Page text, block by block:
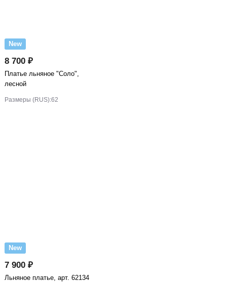
New
8 700 ₽
Платье льняное "Соло",
лесной
Размеры (RUS):62
New
7 900 ₽
Льняное платье, арт. 62134